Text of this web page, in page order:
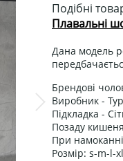
Подібні
Плавальні
Дана модель
Брендові
Виробник -
Підкладка -
Позаду
При
Розмір: s-m-l-